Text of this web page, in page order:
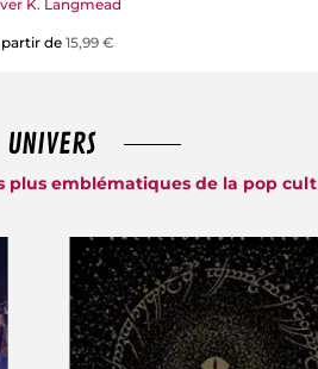
K. Langmead
partir de15,99 €
UNIVERS
plus emblématiques de la pop